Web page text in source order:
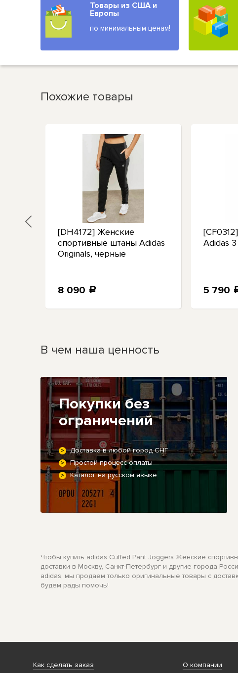
Товары из США и
Европы
по минимальным ценам!
Похожие товары
[DH4172] Женские
спортивные штаны Adidas
Originals, черные
8 090 a
Adidas
5 790
В чем наша ценность
Покупки без
ограничений
Доставка в любой город СНГ
Простой процесс оплаты
Каталог на русском языке
Чтобы купить adidas Cuffed Pant Joggers Женские
доставки в Москву, Санкт-Петербург и другие города
adidas, мы продаем только оригинальные товары с
будем рады помочь!
Как сделать заказ О компании